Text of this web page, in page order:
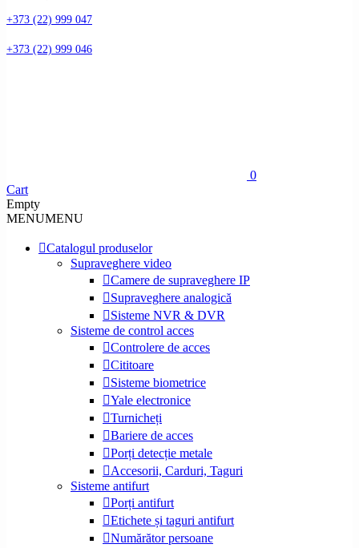
+373 (22) 999 047
+373 (22) 999 046
0
Cart
Empty
MENUMENU
Catalogul produselor
Supraveghere video
Camere de supraveghere IP
Supraveghere analogică
Sisteme NVR & DVR
Sisteme de control acces
Controlere de acces
Cititoare
Sisteme biometrice
Yale electronice
Turnicheți
Bariere de acces
Porți detecție metale
Accesorii, Carduri, Taguri
Sisteme antifurt
Porți antifurt
Etichete și taguri antifurt
Numărător persoane